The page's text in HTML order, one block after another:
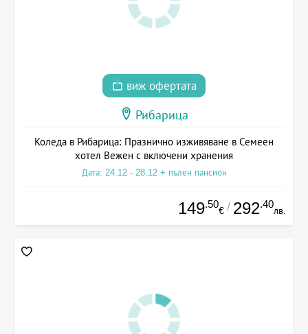
виж офертата
Рибарица
Коледа в Рибарица: Празнично изживяване в Семеен
хотел Вежен с включени хранения
Дата: 24.12 - 28.12 + пълен пансион
149.50
€ / 292.40
лв.